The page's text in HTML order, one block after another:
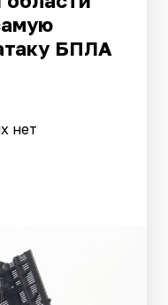
БПЛА
нет